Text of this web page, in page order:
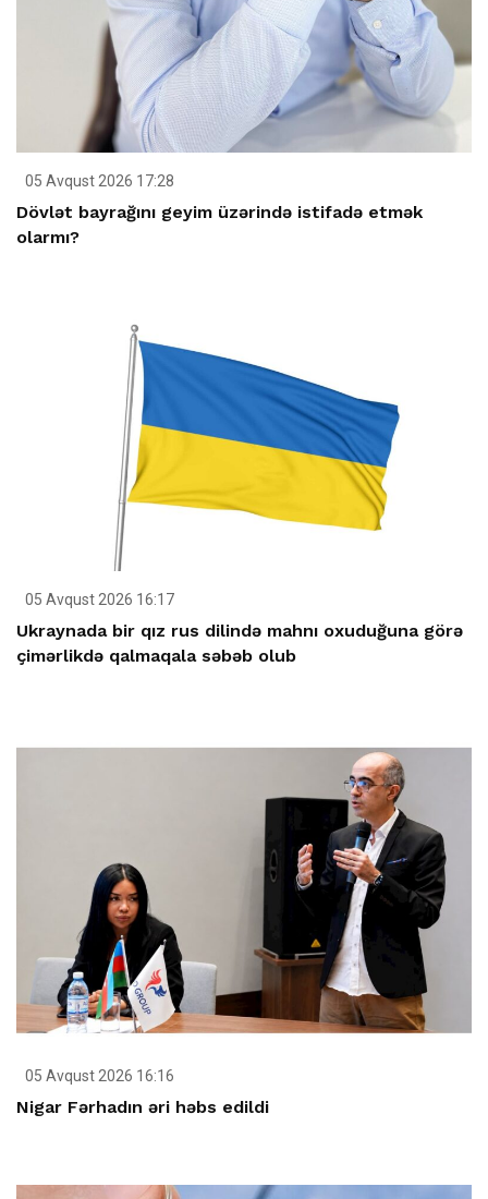
05 Avqust 2026 17:28
Dövlət bayrağını geyim üzərində istifadə etmək
olarmı?
05 Avqust 2026 16:17
Ukraynada bir qız rus dilində mahnı oxuduğuna görə
çimərlikdə qalmaqala səbəb olub
05 Avqust 2026 16:16
Nigar Fərhadın əri həbs edildi